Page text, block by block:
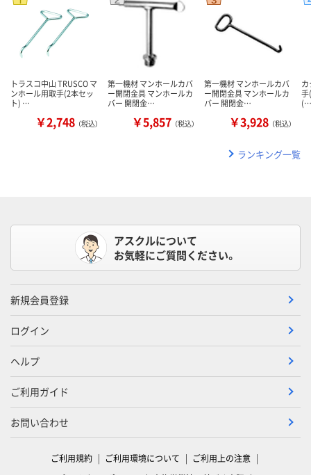
トラスコ中山 TRUSCO マ
ンホール用取手(2本セッ
ト) …
￥2,748 （税込）
第一機材 マンホールカバ
ー開閉金具 マンホールカ
バー 開閉金…
￥5,857 （税込）
第一機材 マンホールカバ
ー開閉金具 マンホールカ
バー 開閉金…
￥3,928 （税込）
手
ランキング一覧
アスクルについて
お気軽にご質問ください。
新規会員登録
ログイン
ヘルプ
ご利用ガイド
お問い合わせ
ご利用規約 ご利用環境について
ご利用上の注意